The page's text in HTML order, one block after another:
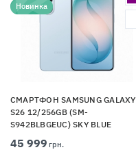
Новинка
СМАРТФОН SAMSUNG GALAXY
S26 12/256GB (SM-
S942BLBGEUC) SKY BLUE
45 999 грн.